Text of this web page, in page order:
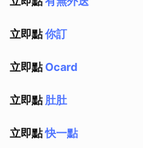
立即點你訂
立即點Ocard
立即點 肚肚
立即點快一點